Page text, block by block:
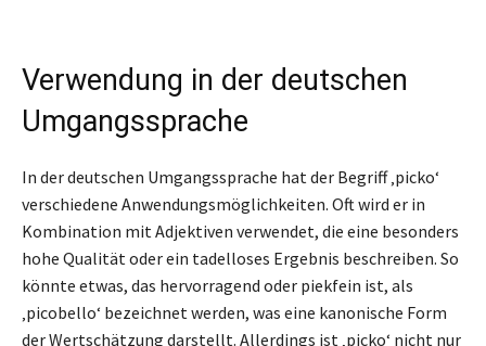
Verwendung in der deutschen
Umgangssprache
In der deutschen Umgangssprache hat der Begriff ‚picko‘
verschiedene Anwendungsmöglichkeiten. Oft wird er in
Kombination mit Adjektiven verwendet, die eine besonders
hohe Qualität oder ein tadelloses Ergebnis beschreiben. So
könnte etwas, das hervorragend oder piekfein ist, als
‚picobello‘ bezeichnet werden, was eine kanonische Form
der Wertschätzung darstellt. Allerdings ist ‚picko‘ nicht nur